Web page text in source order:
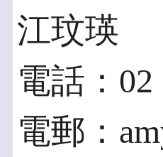
江玟瑛
電話：02
電郵：